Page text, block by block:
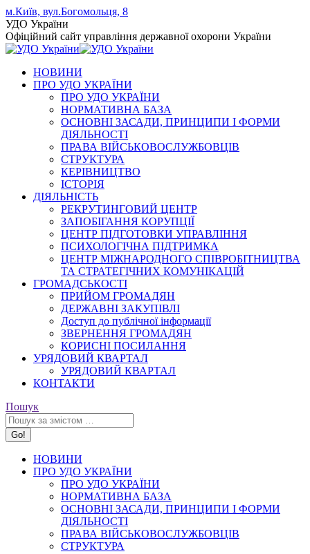
Skip
to
content
м.Київ, вул.Богомольця, 8
Facebook
page
opens
new
window
YouTube
page
opens
new
window
Instagram
page
opens
new
window
УДО України
Офіційний сайт управління державної охорони України
НОВИНИ
ПРО УДО УКРАЇНИ
ПРО УДО УКРАЇНИ
НОРМАТИВНА БАЗА
ОСНОВНІ ЗАСАДИ, ПРИНЦИПИ І ФОРМИ
ДІЯЛЬНОСТІ
ПРАВА ВІЙСЬКОВОСЛУЖБОВЦІВ
СТРУКТУРА
КЕРІВНИЦТВО
ІСТОРІЯ
ДІЯЛЬНІСТЬ
РЕКРУТИНГОВИЙ ЦЕНТР
ЗАПОБІГАННЯ КОРУПЦІЇ
ЦЕНТР ПІДГОТОВКИ УПРАВЛІННЯ
ПСИХОЛОГІЧНА ПІДТРИМКА
ЦЕНТР МІЖНАРОДНОГО СПІВРОБІТНИЦТВА
ТА СТРАТЕГІЧНИХ КОМУНІКАЦІЙ
ГРОМАДСЬКОСТІ
ПРИЙОМ ГРОМАДЯН
ДЕРЖАВНІ ЗАКУПІВЛІ
Доступ до публічної інформації
ЗВЕРНЕННЯ ГРОМАДЯН
КОРИСНІ ПОСИЛАННЯ
УРЯДОВИЙ КВАРТАЛ
УРЯДОВИЙ КВАРТАЛ
КОНТАКТИ
Search:
Пошук
НОВИНИ
ПРО УДО УКРАЇНИ
ПРО УДО УКРАЇНИ
НОРМАТИВНА БАЗА
ОСНОВНІ ЗАСАДИ, ПРИНЦИПИ І ФОРМИ
ДІЯЛЬНОСТІ
ПРАВА ВІЙСЬКОВОСЛУЖБОВЦІВ
СТРУКТУРА